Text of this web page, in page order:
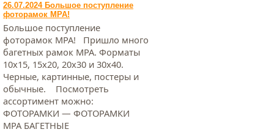
26.07.2024 Большое поступление
фоторамок МРА!
Большое поступление
фоторамок МРА! Пришло много
багетных рамок МРА. Форматы
10х15, 15х20, 20х30 и 30х40.
Черные, картинные, постеры и
обычные. Посмотреть
ассортимент можно:
ФОТОРАМКИ — ФОТОРАМКИ
МРА БАГЕТНЫЕ